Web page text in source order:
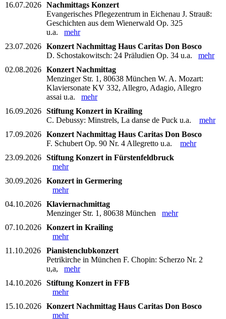
16.07.2026 Nachmittags Konzert
Evangerisches Pflegezentrum in Eichenau J. Strauß:
Geschichten aus dem Wienerwald Op. 325
u.a. mehr
23.07.2026 Konzert Nachmittag Haus Caritas Don Bosco
D. Schostakowitsch: 24 Präludien Op. 34 u.a. mehr
02.08.2026 Konzert Nachmittag
Menzinger Str. 1, 80638 München W. A. Mozart:
Klaviersonate KV 332, Allegro, Adagio, Allegro
assai u.a. mehr
16.09.2026 Stiftung Konzert in Krailing
C. Debussy: Minstrels, La danse de Puck u.a. mehr
17.09.2026 Konzert Nachmittag Haus Caritas Don Bosco
F. Schubert Op. 90 Nr. 4 Allegretto u.a. mehr
23.09.2026 Stiftung Konzert in Fürstenfeldbruck
mehr
30.09.2026 Konzert in Germering
mehr
04.10.2026 Klaviernachmittag
Menzinger Str. 1, 80638 München mehr
07.10.2026 Konzert in Krailing
mehr
11.10.2026
Pianistenclubkonzert
Petrikirche in München F. Chopin: Scherzo Nr. 2
u,a, mehr
14.10.2026 Stiftung Konzert in FFB
mehr
15.10.2026 Konzert Nachmittag Haus Caritas Don Bosco
mehr